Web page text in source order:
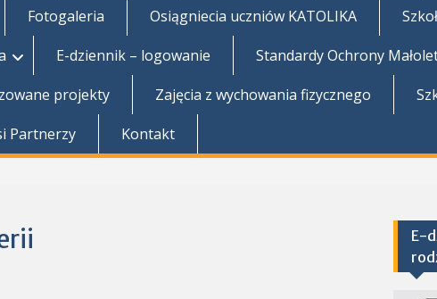
Fotogaleria Osiągniecia uczniów KATOLIKA
E-dziennik – logowanie Standardy Ochrony
projekty Zajęcia z wychowania fizycznego
Partnerzy Kontakt
E-